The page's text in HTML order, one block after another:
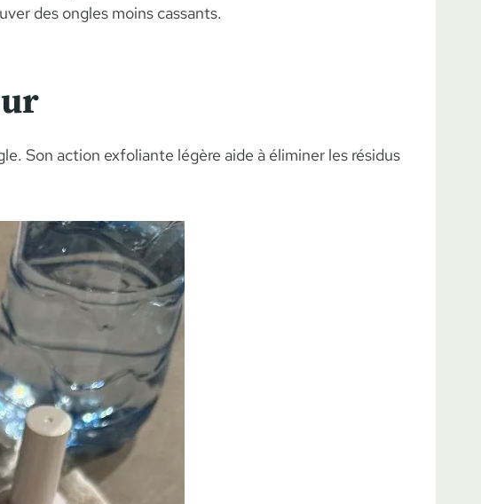
des ongles moins cassants.
Son action exfoliante légère aide à éliminer les résidus